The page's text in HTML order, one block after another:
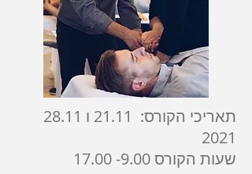
תאריכי הקורס: 21.11 ו
28.11
2021
שעות הקורס9.00- 17.00